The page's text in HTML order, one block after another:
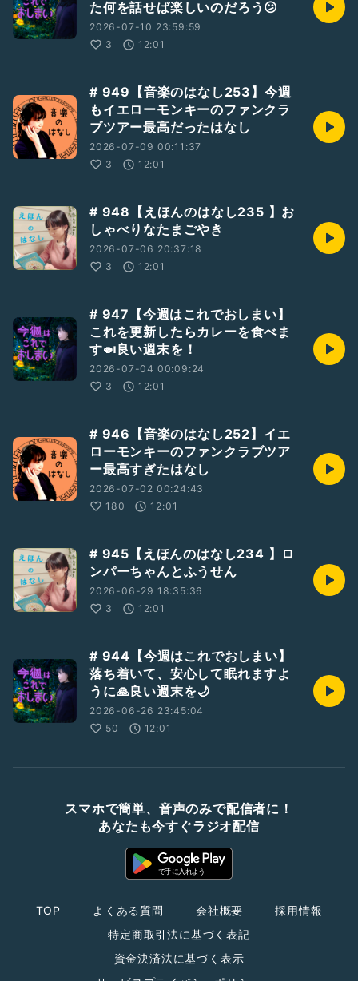
た何を話せば楽しいのだろう😕
2026-07-10 23:59:59
3
12:01
# 949【音楽のはなし253】今週
もイエローモンキーのファンクラ
ブツアー最高だったはなし
2026-07-09 00:11:37
3
12:01
# 948【えほんのはなし235 】お
しゃべりなたまごやき
2026-07-06 20:37:18
3
12:01
# 947【今週はこれでおしまい】
これを更新したらカレーを食べま
す🍛良い週末を！
2026-07-04 00:09:24
3
12:01
# 946【音楽のはなし252】イエ
ローモンキーのファンクラブツア
ー最高すぎたはなし
2026-07-02 00:24:43
180
12:01
# 945【えほんのはなし234 】ロ
ンパーちゃんとふうせん
2026-06-29 18:35:36
3
12:01
# 944【今週はこれでおしまい】
落ち着いて、安心して眠れますよ
うに🙏良い週末を🌙
2026-06-26 23:45:04
50
12:01
スマホで簡単、音声のみで配信者に！
あなたも今すぐラジオ配信
TOP よくある質問 会社概要
採用情報
特定商取引法に基づく表記
資金決済法に基づく表示